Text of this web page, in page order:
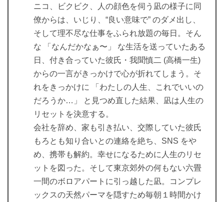
ニコ、ビクビク、人の顔色を伺う凪の様子に同
僚からは、いじり、“良い意味で” のダメ出し、
そして理不尽な仕事をふられ放題の毎日。そん
な 「なんだかなぁ〜」 な生活を送っていたある
日、付き合っていた彼氏・我聞慎二 (高橋一生)
からの一言がきっかけで心が折れてしまう。そ
れをきっかけに 「わたしの人生、これでいいの
だろうか…」 と見つめ直した結果、凪は人生の
リセットを決意する。
会社を辞め、家も引き払い、交際していた彼氏
もろとも知り合いとの連絡を絶ち、SNS をや
め、携帯も解約。幸せになるために人生のリセ
ットを図った。そして東京郊外の何もない六畳
一間のボロアパートに引っ越した凪。コンプレ
ックスの天然パーマを隠すため毎朝１時間かけ